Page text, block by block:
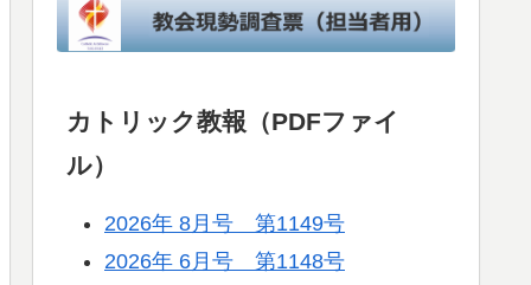
カトリック教報（PDFファイ
ル）
2026年 8月号 第1149号
2026年 6月号 第1148号